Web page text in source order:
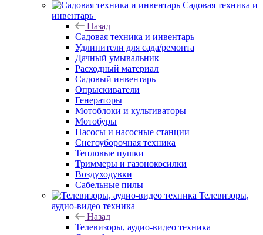
Садовая техника и
инвентарь
Назад
Садовая техника и инвентарь
Удлинители для сада/ремонта
Дачный умывальник
Расходный материал
Садовый инвентарь
Опрыскиватели
Генераторы
Мотоблоки и культиваторы
Мотобуры
Насосы и насосные станции
Снегоуборочная техника
Тепловые пушки
Триммеры и газонокосилки
Воздуходувки
Сабельные пилы
Телевизоры,
аудио-видео техника
Назад
Телевизоры, аудио-видео техника